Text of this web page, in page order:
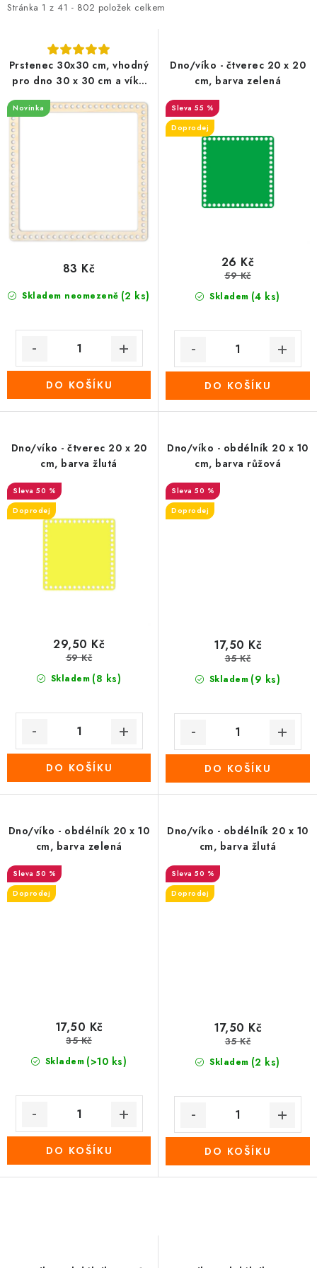
i
r
o
d
u
k
t
ů
Stránka 1 z 41 - 802 položek celkem
e
p
r
o
d
u
k
t
ů
Prstenec 30x30 cm, vhodný
pro dno 30 x 30 cm a víko
Novinka
Skladem neomezeně (2 ks)
83 Kč
DO KOŠÍKU
Dno/víko - čtverec 20 x 20
cm, barva zelená
55 %
Doprodej
Skladem (4 ks)
26 Kč
59 Kč
DO KOŠÍKU
Dno/víko - čtverec 20 x 20
cm, barva žlutá
50 %
Doprodej
Skladem (8 ks)
29,50 Kč
59 Kč
DO KOŠÍKU
Dno/víko - obdélník 20 x 10
cm, barva růžová
50 %
Doprodej
Skladem (9 ks)
17,50 Kč
35 Kč
DO KOŠÍKU
Dno/víko - obdélník 20 x 10
cm, barva zelená
50 %
Doprodej
Skladem (>10 ks)
17,50 Kč
35 Kč
DO KOŠÍKU
Dno/víko - obdélník 20 x 10
cm, barva žlutá
50 %
Doprodej
Skladem (2 ks)
17,50 Kč
35 Kč
DO KOŠÍKU